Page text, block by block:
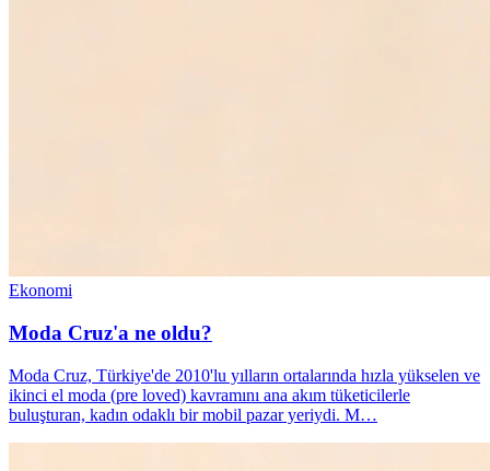
Ekonomi
Moda Cruz'a ne oldu?
Moda Cruz, Türkiye'de 2010'lu yılların ortalarında hızla yükselen ve
ikinci el moda (pre loved) kavramını ana akım tüketicilerle
buluşturan, kadın odaklı bir mobil pazar yeriydi. M…